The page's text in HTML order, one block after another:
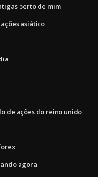
perto de mim
asiático
de ações do reino unido
agora